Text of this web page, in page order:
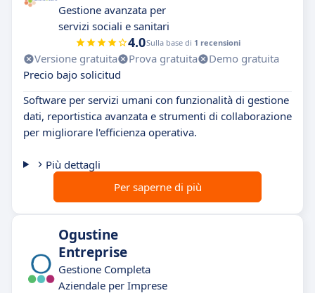
Gestione avanzata per
servizi sociali e sanitari
4.0Sulla base di 1 recensioni
Versione gratuita Prova gratuita
Demo gratuita
Precio bajo solicitud
Software per servizi umani con funzionalità di gestione
dati, reportistica avanzata e strumenti di collaborazione
per migliorare l'efficienza operativa.
Più dettagli
Per saperne di più
Ogustine
Entreprise
Gestione Completa
Aziendale per Imprese